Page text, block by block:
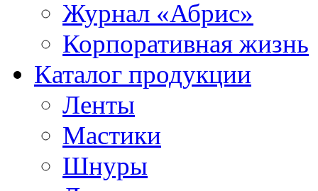
Журнал «Абрис»
Корпоративная жизнь
Каталог продукции
Ленты
Мастики
Шнуры